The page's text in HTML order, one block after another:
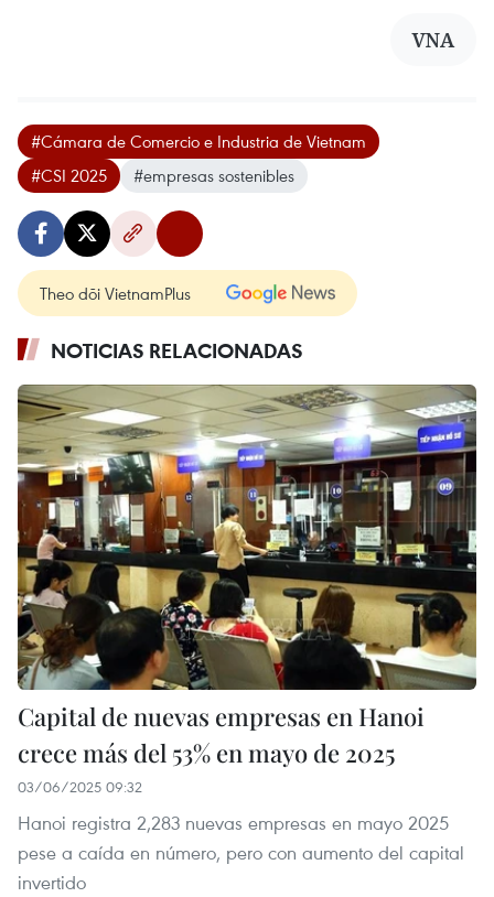
VNA
#Cámara de Comercio e Industria de Vietnam
#CSI 2025
#empresas sostenibles
Theo dõi VietnamPlus
NOTICIAS RELACIONADAS
Capital de nuevas empresas en Hanoi
crece más del 53% en mayo de 2025
03/06/2025 09:32
Hanoi registra 2,283 nuevas empresas en mayo 2025
pese a caída en número, pero con aumento del capital
invertido